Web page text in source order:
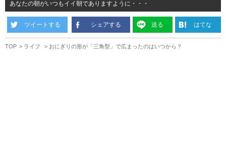
あなたの朝がいつもイイ朝でありますように・・・
ツイートする シェアする 送る はてな
TOP ライフ おにぎりの形が「三角型」で広まったのはいつから？